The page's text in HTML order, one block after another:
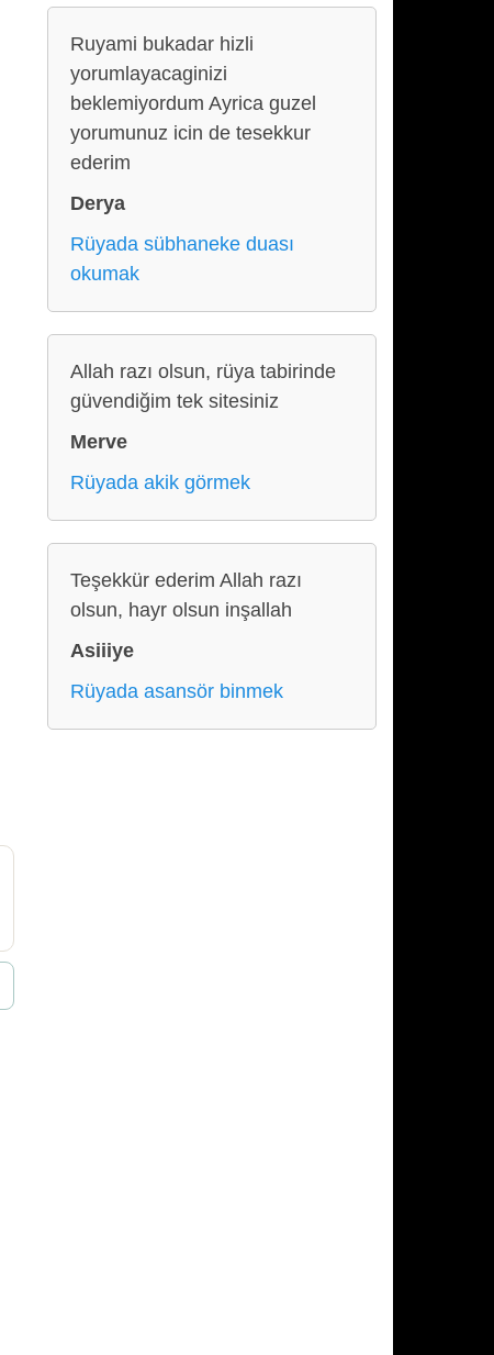
Ruyami bukadar hizli
yorumlayacaginizi
beklemiyordum Ayrica guzel
yorumunuz icin de tesekkur
ederim
Derya
Rüyada sübhaneke duası
okumak
Allah razı olsun, rüya tabirinde
güvendiğim tek sitesiniz
Merve
Rüyada akik görmek
Teşekkür ederim Allah razı
olsun, hayr olsun inşallah
Asiiiye
Rüyada asansör binmek